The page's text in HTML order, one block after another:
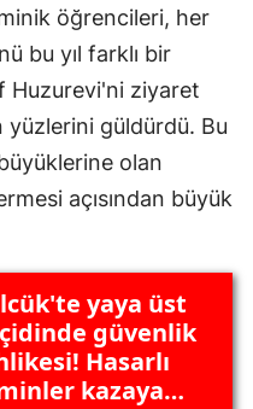
öğrencileri, her
bu yıl farklı bir
Huzurevi'ni ziyaret
güldürdü. Bu
olan
açısından büyük
yaya üst
güvenlik
Hasarlı
kazaya